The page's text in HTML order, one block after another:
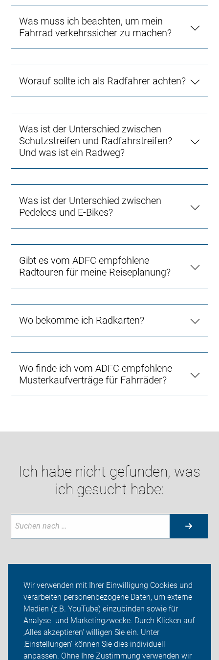
Wir verwenden mit Ihrer Einwilligung Cookies und
verarbeiten personenbezogene Daten, um externe
Medien (z.B. YouTube) einzubinden sowie für
Analyse- und Marketingzwecke. Durch Klicken auf
‚Alles akzeptieren‘ willigen Sie ein. Unter
‚Einstellungen‘ können Sie dies individuell
anpassen. Ohne Ihre Zustimmung verwenden wir
Was muss ich beachten, um mein
Fahrrad verkehrssicher zu machen?
Worauf sollte ich als Radfahrer achten?
Was ist der Unterschied zwischen
Schutzstreifen und Radfahrstreifen?
Und was ist ein Radweg?
Was ist der Unterschied zwischen
Pedelecs und E-Bikes?
Gibt es vom ADFC empfohlene
Radtouren für meine Reiseplanung?
Wo bekomme ich Radkarten?
Wo finde ich vom ADFC empfohlene
Musterkaufverträge für Fahrräder?
Ich habe nicht gefunden, was
ich gesucht habe:
ADFC Wedel
Sei dabei
Presse